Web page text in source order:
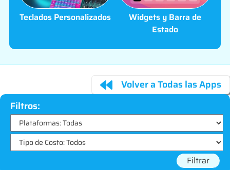
Teclados Personalizados
Widgets y Barra de
Estado
Volver a Todas las Apps
Filtros:
Filtrar